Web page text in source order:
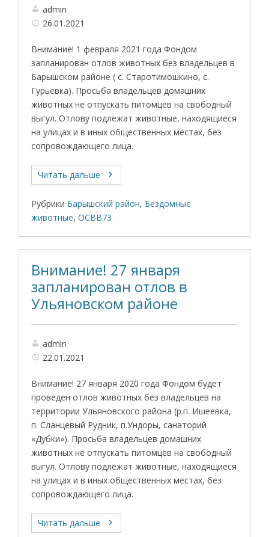
admin
26.01.2021
Внимание! 1 февраля 2021 года Фондом
запланирован отлов животных без владельцев в
Барышском районе ( с. Старотимошкино, с.
Гурьевка). Просьба владельцев домашних
животных не отпускать питомцев на свободный
выгул. Отлову подлежат животные, находящиеся
на улицах и в иных общественных местах, без
сопровождающего лица.
Читать дальше
Рубрики Барышский район, Бездомные
животные,ОСВВ73
Внимание! 27 января
запланирован отлов в
Ульяновском районе
admin
22.01.2021
Внимание! 27 января 2020 года Фондом будет
проведен отлов животных без владельцев на
территории Ульяновского района (р.п. Ишеевка,
п. Сланцевый Рудник, п.Ундоры, санаторий
«Дубки»). Просьба владельцев домашних
животных не отпускать питомцев на свободный
выгул. Отлову подлежат животные, находящиеся
на улицах и в иных общественных местах, без
сопровождающего лица.
Читать дальше